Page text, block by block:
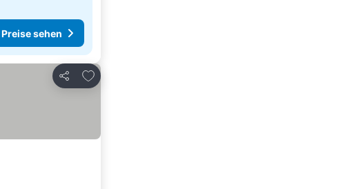
Preise sehen
Teilen
Zu Favoriten hinzufügen